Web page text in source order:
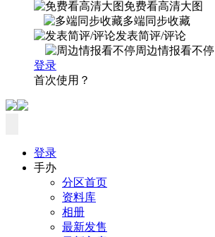
免费看高清大图
多端同步收藏
发表简评/评论
周边情报看不停
登录
首次使用？
登录
手办
分区首页
资料库
相册
最新发售